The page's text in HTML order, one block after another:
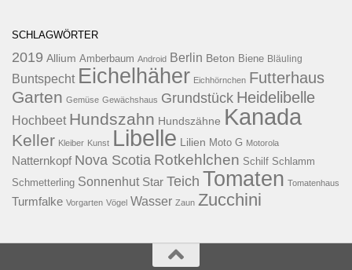
SCHLAGWÖRTER
2019 Allium Amberbaum Android Berlin Beton Biene Bläuling
Buntspecht Eichelhäher Eichhörnchen Futterhaus
Garten Gemüse Gewächshaus Grundstück Heidelibelle
Hochbeet Hundszahn Hundszähne Kanada
Keller Kleiber Kunst Libelle Lilien Moto G Motorola
Natternkopf Nova Scotia Rotkehlchen Schilf Schlamm
Schmetterling Sonnenhut Star Teich Tomaten Tomatenhaus
Turmfalke Vorgarten Vögel Wasser Zaun Zucchini